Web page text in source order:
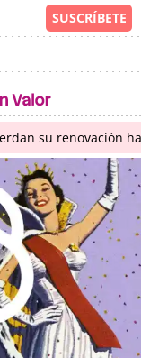
su renovación